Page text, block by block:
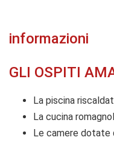
informazioni
GLI OSPITI
La piscina
La cucina
Le camere dotate